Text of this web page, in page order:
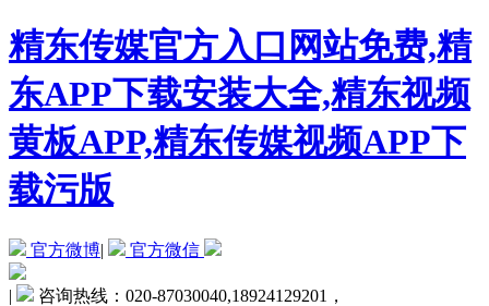
精东传媒官方入口网站免费,精
东APP下载安装大全,精东视频
黄板APP,精东传媒视频APP下
载污版
官方微博| 官方微信
|
咨询热线：020-87030040,18924129201，